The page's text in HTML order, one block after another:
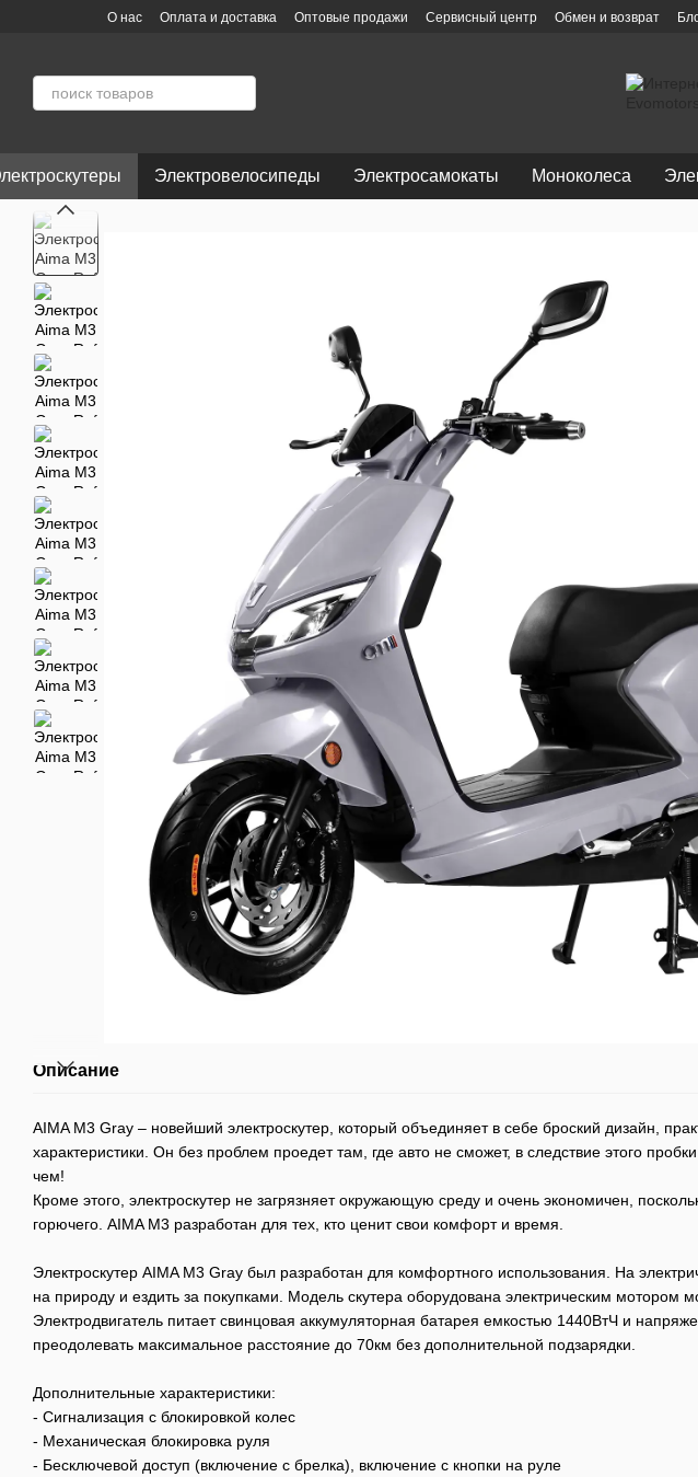
Перейти к основному контенту
О нас Оплата и доставка Оптовые продажи Сервисный центр Обмен и возврат
Электровелосипеды Электросамокаты Моноколеса
Описание
AIMA M3 Gray – новейший электроскутер, который объединяет в себе броский дизайн,
характеристики. Он без проблем проедет там, где авто не сможет, в следствие этого
чем!
Кроме этого, электроскутер не загрязняет окружающую среду и очень экономичен,
горючего. AIMA M3 разработан для тех, кто ценит свои комфорт и время.
Электроскутер AIMA M3 Gray был разработан для комфортного использования. На
на природу и ездить за покупками. Модель скутера оборудована электрическим мотором
Электродвигатель питает свинцовая аккумуляторная батарея емкостью 1440ВтЧ и
преодолевать максимальное расстояние до 70км без дополнительной подзарядки.
Дополнительные характеристики:
- Сигнализация с блокировкой колес
- Механическая блокировка руля
- Бесключевой доступ (включение с брелка), включение с кнопки на руле